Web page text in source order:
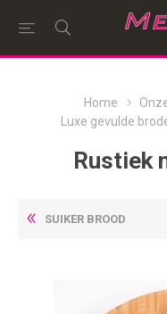
Home
Luxe gevulde
Rustiek
SUIKER BROOD